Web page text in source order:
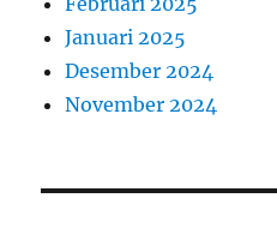
Januari 2025
Desember 2024
November 2024